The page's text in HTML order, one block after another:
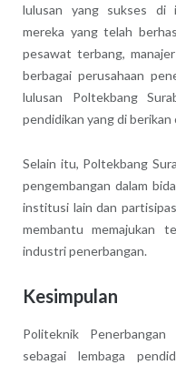
lulusan yang sukses di
mereka yang telah
pesawat terbang,
berbagai perusahaan
lulusan Poltekbang
pendidikan yang di
Selain itu, Poltekbang
pengembangan dalam
institusi lain dan
membantu memajukan
industri penerbangan.
Kesimpulan
Politeknik
sebagai lembaga